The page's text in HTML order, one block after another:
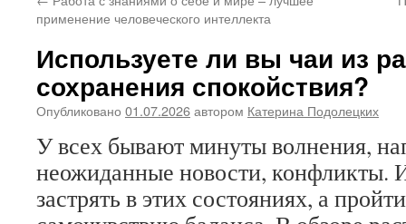
применение человеческого интеллекта
Используете ли вы чаи из
сохранения спокойствия?
Опубликовано 01.07.2026автором Катерина Подолецких
У всех бывают минуты волнения,
неожиданные новости, конфликты.
застрять в этих состояниях, а